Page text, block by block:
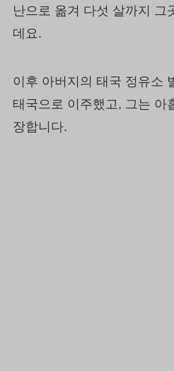
난으로 옮겨 다섯 살까지 그
데요.
이후 아버지의 태국 정유소
태국으로 이주했고, 그는 아
장합니다.